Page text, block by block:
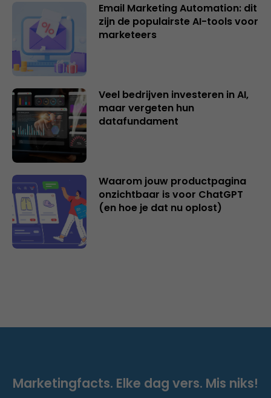
Email Marketing Automation: dit
zijn de populairste AI-tools voor
marketeers
Veel bedrijven investeren in AI,
maar vergeten hun
datafundament
Waarom jouw productpagina
onzichtbaar is voor ChatGPT
(en hoe je dat nu oplost)
Marketingfacts. Elke dag vers. Mis niks!